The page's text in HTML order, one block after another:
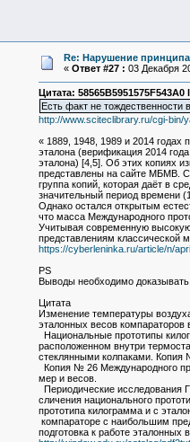
Re: Нарушение
« Ответ #27 : 03 Декабря
Цитата: 58565B5951575F543A0
Есть факт не тождественности
http://www.sciteclibrary.ru/cgi-bin/
« 1889, 1948, 1989 и 2014 годах
эталона (верификация 2014
эталона) [4,5]. Об этих копиях
представлены на сайте МБМВ.
группа копий, которая даёт в
значительный период времени
Однако остался открытым
что масса Международного
Учитывая современную
представлениям классической
https://cyberleninka.ru/article/n/
PS
Выводы необходимо
Цитата
Изменение температуры
эталонных весов
Национальные прототипы
расположенном внутри
стеклянными колпаками. Копия
Копия № 26 Международного
мер и весов.
Периодические исследования
сличения национального
прототипа килограмма и с
компараторе с наибольшим
подготовка к работе эталонных